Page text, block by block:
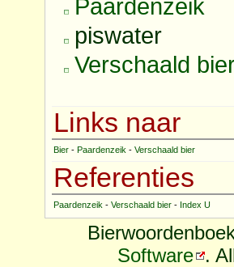
Paardenzeik
piswater
Verschaald
Links naar
Bier - Paardenzeik - Verschaald bier
Referenties
Paardenzeik - Verschaald bier - Index U
Software .